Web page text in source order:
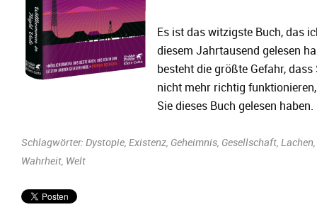
Es ist das witzigste Buch, das
diesem Jahrtausend gelesen
besteht die größte Gefahr, dass
nicht mehr richtig
Sie dieses Buch gelesen haben.
Schlagwörter: Dystopie, Existenz, Geheimnis, Gesellschaft, Lachen,
Wahrheit, Welt